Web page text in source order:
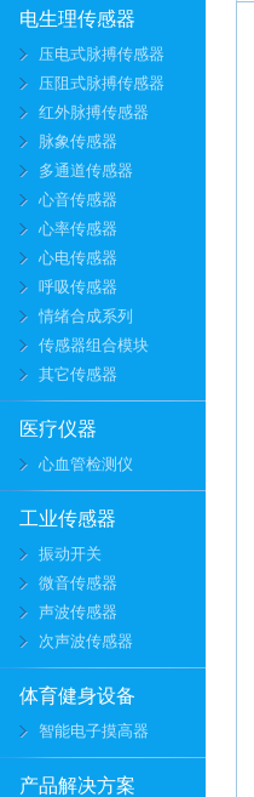
电生理传感器
压电式脉搏传感器
压阻式脉搏传感器
红外脉搏传感器
脉象传感器
多通道传感器
心音传感器
心率传感器
心电传感器
呼吸传感器
情绪合成系列
传感器组合模块
其它传感器
医疗仪器
心血管检测仪
工业传感器
振动开关
微音传感器
声波传感器
次声波传感器
体育健身设备
智能电子摸高器
产品解决方案